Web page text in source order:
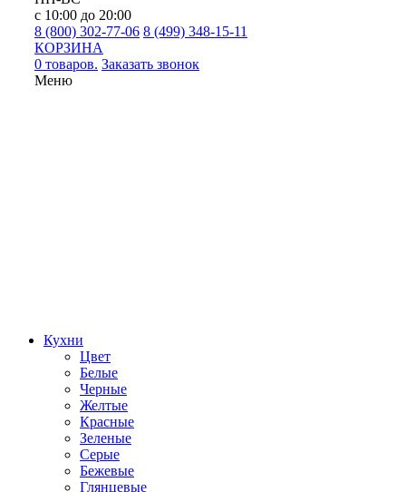
с 10:00 до 20:00
8 (800) 302-77-06 8 (499) 348-15-11
КОРЗИНА
0 товаров. Заказать звонок
Меню
Кухни
Цвет
Белые
Черные
Желтые
Красные
Зеленые
Серые
Бежевые
Глянцевые